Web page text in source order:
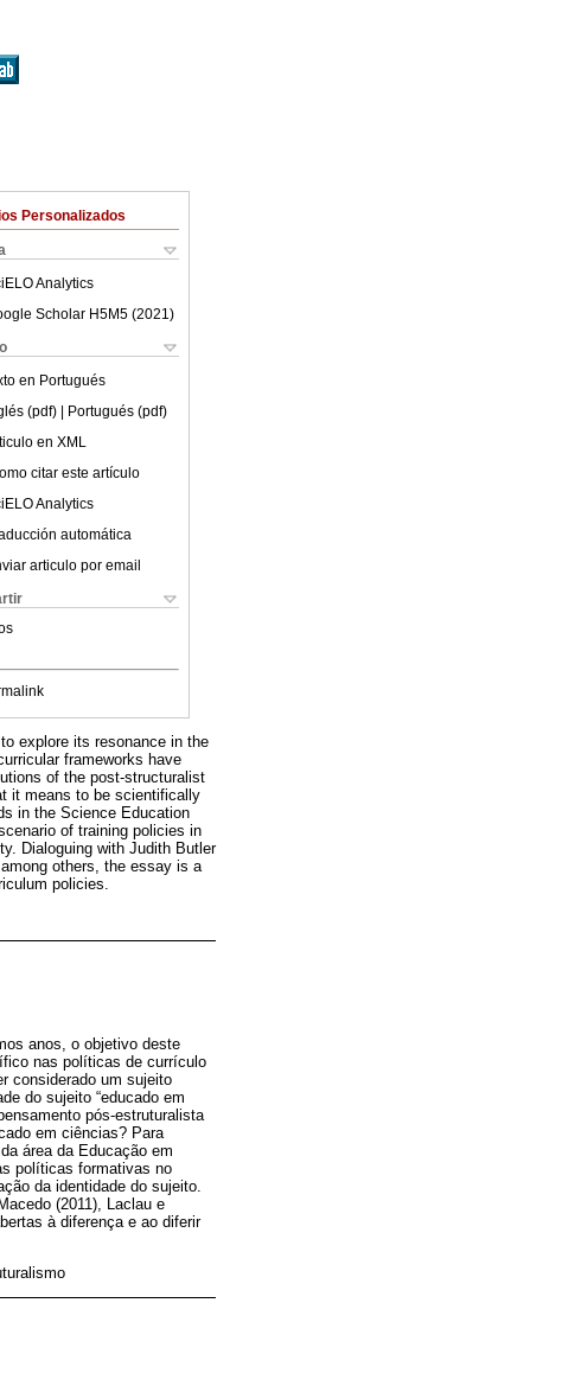
Personalizados
Analytics
Scholar H5M5 (2021 )
en Portugués
(pdf) | Portugués (pdf)
en XML
citar este artículo
Analytics
automática
articulo por email
explore its resonance in the
frameworks have
of the post-structuralist
it means to be scientifically
in the Science Education
of training policies in
Dialoguing with Judith Butler
others, the essay is a
policies.
anos, o objetivo deste
nas políticas de currículo
considerado um sujeito
do sujeito “educado em
pós-estruturalista
em ciências? Para
área da Educação em
políticas formativas no
da identidade do sujeito.
(2011), Laclau e
à diferença e ao diferir